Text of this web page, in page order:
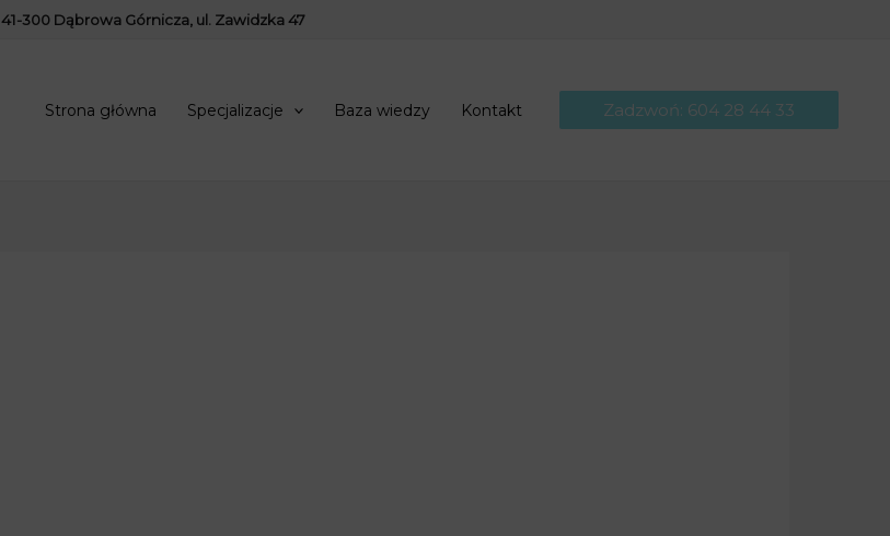
41-300 Dąbrowa Górnicza, ul. Zawidzka 47
Strona główna Specjalizacje Baza wiedzy Kontakt Zadzwoń: 604 28 44 33